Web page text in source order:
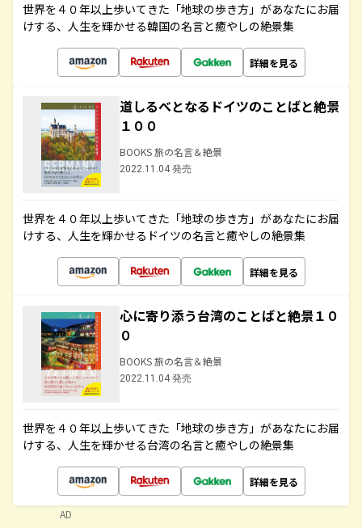
世界を４０年以上歩いてきた「地球の歩き方」があなたにお届
けする、人生を輝かせる韓国の名言と癒やしの絶景集
詳細を見る
道しるべとなるドイツのことばと絶景
１００
BOOKS 旅の名言＆絶景
2022.11.04 発売
世界を４０年以上歩いてきた「地球の歩き方」があなたにお届
けする、人生を輝かせるドイツの名言と癒やしの絶景集
詳細を見る
心に寄り添う台湾のことばと絶景１０
０
BOOKS 旅の名言＆絶景
2022.11.04 発売
世界を４０年以上歩いてきた「地球の歩き方」があなたにお届
けする、人生を輝かせる台湾の名言と癒やしの絶景集
詳細を見る
AD